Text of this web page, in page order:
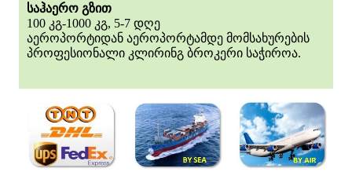
საჰაერო გზით
100 კგ-1000 კგ, 5-7 დღე
აეროპორტიდან აეროპორტამდე მომსახურების
პროფესიონალი კლირინგ ბროკერი საჭიროა.